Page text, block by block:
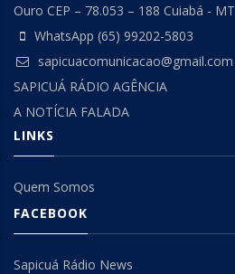
Ouro CEP – 78.053 – 188 Cuiabá - MT
WhatsApp (65) 99202-5803
sapicuacomunicacao@gmail.com
SAPICUÁ RÁDIO AGÊNCIA
A NOTÍCIA FALADA
LINKS
Quem Somos
FACEBOOK
Sapicuá Rádio News